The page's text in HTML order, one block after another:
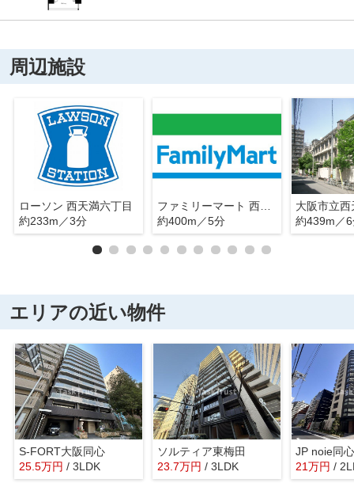
周辺施設
ローソン 西天満六丁目
約233m／3分
ファミリーマート 西天満六丁目店
約400m／5分
大阪市立
約439m／
エリアの近い物件
S-FORT大阪同心
25.5万円 / 3LDK
ソルティア東梅田
23.7万円 / 3LDK
JP noie同心
21万円 /